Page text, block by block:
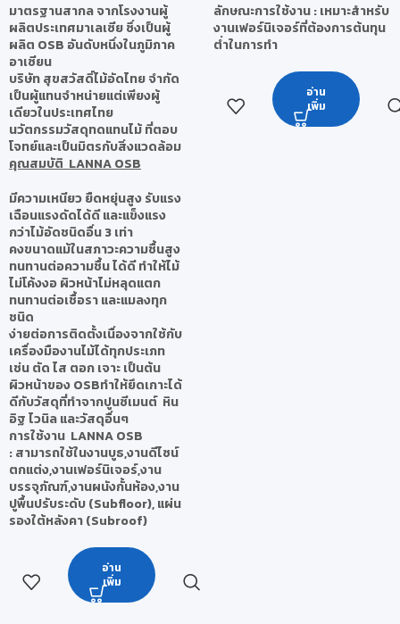
มาตรฐานสากล จากโรงงานผู้
ผลิตประเทศมาเลเซีย ซึ่งเป็นผู้
ผลิต OSB อันดับหนึ่งในภูมิภาค
อาเซียน
บริษัท สุขสวัสดิ์ไม้อัดไทย จำกัด
เป็นผู้แทนจำหน่ายแต่เพียงผู้
เดียวในประเทศไทย
นวัตกรรมวัสดุทดแทนไม้ ที่ตอบ
โจทย์และเป็นมิตรกับสิ่งแวดล้อม
คุณสมบัติ LANNA OSB
มีความเหนียว ยืดหยุ่นสูง รับแรง
เฉือนแรงดัดได้ดี และแข็งแรง
กว่าไม้อัดชนิดอื่น 3 เท่า
คงขนาดแม้ในสภาวะความชื้นสูง
ทนทานต่อความชื้น ได้ดี ทำให้ไม้
ไม่โค้งงอ ผิวหน้าไม่หลุดแตก
ทนทานต่อเชื้อรา และแมลงทุก
ชนิด
ง่ายต่อการติดตั้งเนื่องจากใช้กับ
เครื่องมืองานไม้ได้ทุกประเภท
เช่น ตัด ไส ตอก เจาะ เป็นต้น
ผิวหน้าของ OSBทำให้ยึดเกาะได้
ดีกับวัสดุที่ทำจากปูนซีเมนต์ หิน
อิฐ ไวนิล และวัสดุอื่นๆ
การใช้งาน LANNA OSB
:สามารถใช้ในงานบูธ,งานดีไซน์
ตกแต่ง,งานเฟอร์นิเจอร์,งาน
บรรจุภัณฑ์,งานผนังกั้นห้อง,งาน
ปูพื้นปรับระดับ (Subfloor), แผ่น
รองใต้หลังคา (Subroof)
อ่าน
เพิ่ม
ลักษณะการใช้งาน : เหมาะสำหรับ
งานเฟอร์นิเจอร์ที่ต้องการต้นทุน
ต่ำในการทำ
อ่าน
เพิ่ม